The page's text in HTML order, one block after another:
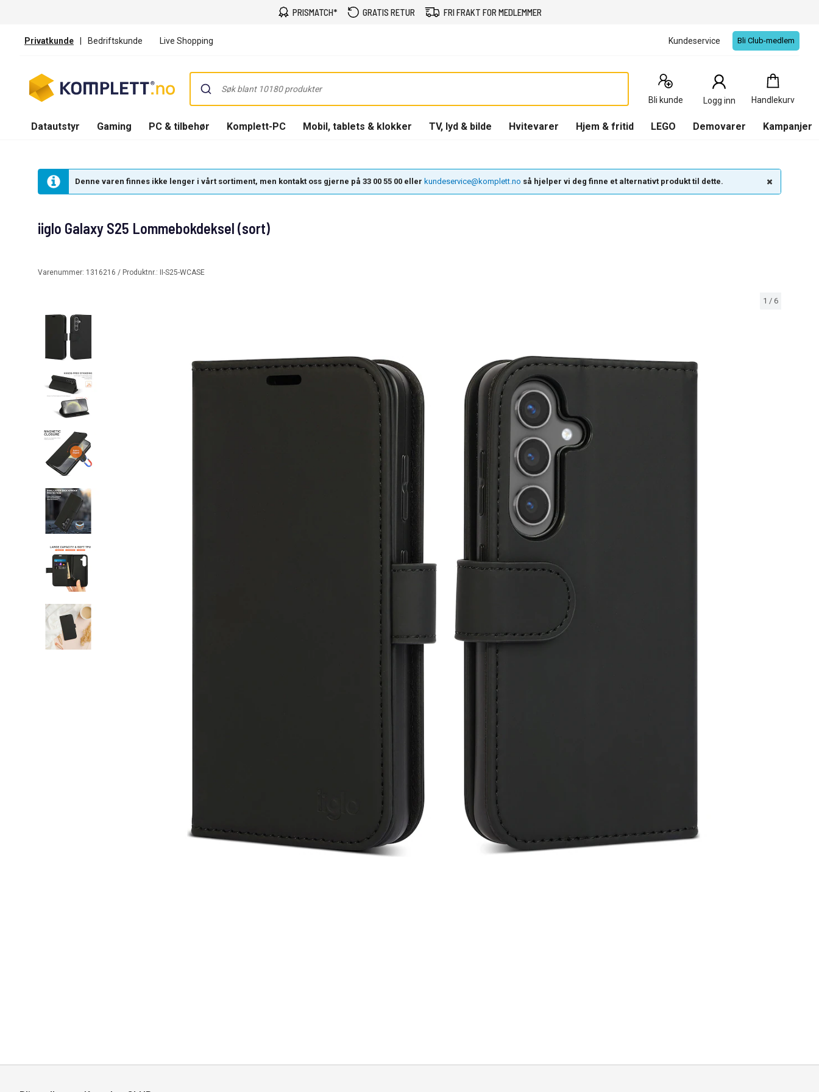
PRISMATCH* GRATIS RETUR FRI FRAKT FOR MEDLEMMER
Privatkunde | Bedriftskunde Live Shopping Kundeservice Bli Club-medlem
Bli kunde Logg inn Handlekurv
Handlekurv
0
Produkter
Datautstyr Gaming PC & tilbehør Komplett-PC Mobil, tablets & klokker TV, lyd & bilde Hvitevarer Hjem & fritid LEGO Demovarer Kampanjer
Denne varen finnes ikke lenger i vårt sortiment, men kontakt oss gjerne på 33 00 55 00 eller kundeservice@komplett.no så hjelper vi deg finne et alternativt produkt til dette.
1 / 6
iiglo Galaxy S25 Lommebokdeksel (sort)
Varenummer: 1316216 / Produktnr.: II-S25-WCASE